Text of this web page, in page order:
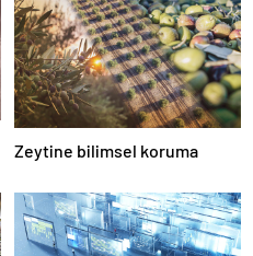
Zeytine bilimsel koruma